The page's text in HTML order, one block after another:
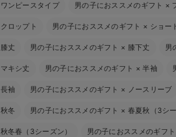
ワンピースタイプ 男の子におススメのギフト ×
クロップト 男の子におススメのギフト × ショー
膝丈 男の子におススメのギフト × 膝下丈 男
マキシ丈 男の子におススメのギフト ×半袖
長袖 男の子におススメのギフト × ノースリーブ
秋冬 男の子におススメのギフト × 春夏秋（3シー
秋冬春（3シーズン） 男の子におススメのギフト